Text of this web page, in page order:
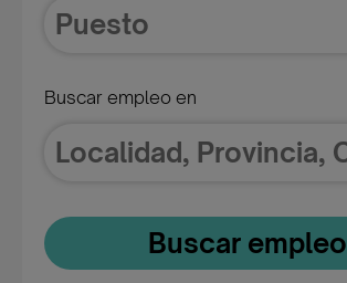
Buscar empleo en
Buscar empleo